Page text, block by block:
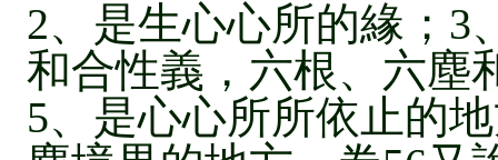
2、是生心心所的緣；3
和合性義，六根、六塵
5、是心心所所依止的